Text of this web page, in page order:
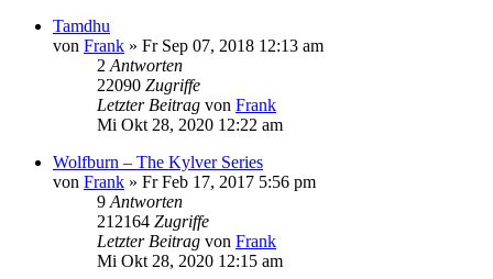
Tamdhu
von Frank » Fr Sep 07, 2018 12:13 am
2Antworten
22090 Zugriffe
Letzter Beitrag von Frank
Mi Okt 28, 2020 12:22 am
Wolfburn – The Kylver Series
von Frank » Fr Feb 17, 2017 5:56 pm
9Antworten
212164 Zugriffe
Letzter Beitrag von Frank
Mi Okt 28, 2020 12:15 am